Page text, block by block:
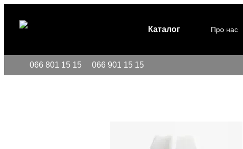
Каталог Про нас
066 801 15 15 066 901 15 15